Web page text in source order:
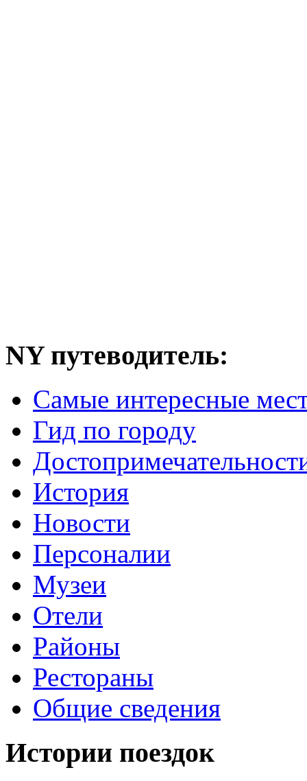
NY путеводитель:
Самые интересные
Гид по городу
История
Новости
Персоналии
Музеи
Отели
Районы
Рестораны
Общие сведения
Истории поездок